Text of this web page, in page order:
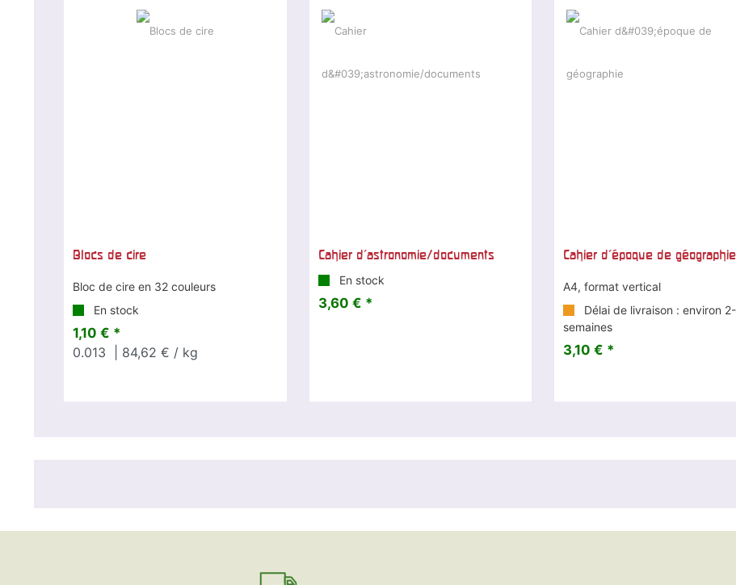
Blocs de cire
Bloc de cire en 32 couleurs
En stock
1,10 € *
0.013
| 84,62 € / kg
Cahier d'astronomie/documents
En stock
3,60 € *
Cahier d'époque de géographie
A4, format vertical
Délai de livraison : environ
semaines
3,10 € *